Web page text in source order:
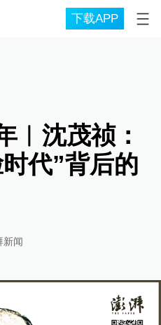
下载APP
︱沈茂祯：
代”背后的
新闻